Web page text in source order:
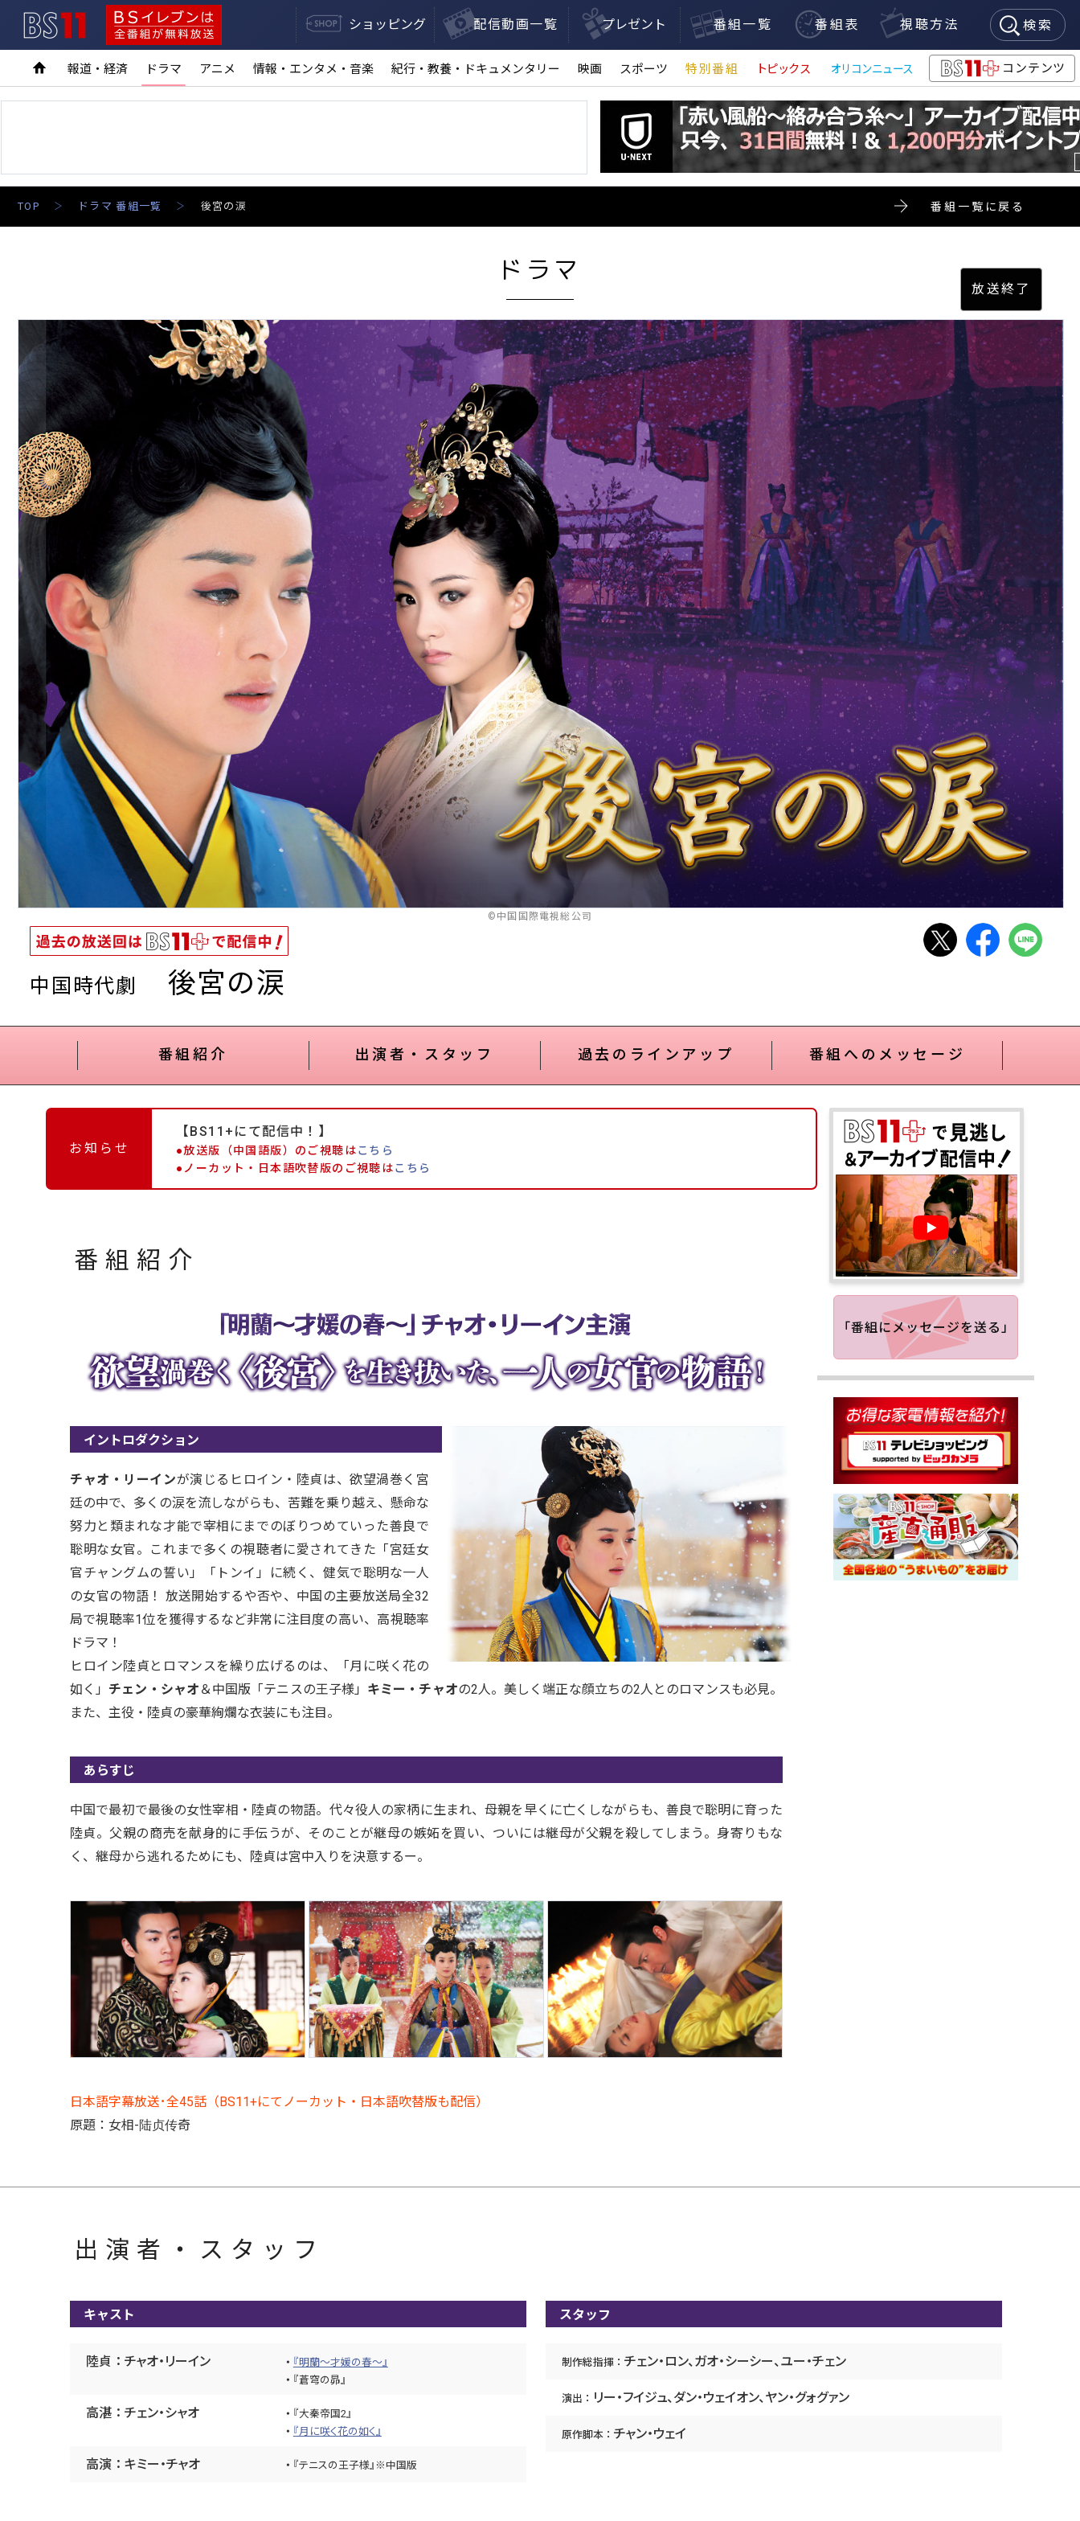
BSイレブンは全番組が無料放送
ショッピング 配信動画一覧 プレゼント 番組一覧 番組表 視聴方法 検索
報道・経済 ドラマ アニメ 情報・エンタメ・音楽 紀行・教養・ドキュメンタリー 映画 スポーツ 特別番組 トピックス
オリコンニュース
BS11+
コンテンツ
TOP ドラマ 番組一覧 後宮の涙 番組一覧に戻る
ドラマ
©中国国際電視総公司
中国時代劇 後宮の涙
過去の放送回はBS11プラスで配信
中！
番組紹介 出演者・スタッフ 過去のラインアップ 番組へのメッセージ
「番組にメッセージを送る」
お知らせ
【BS11+にて配信中！】
●放送版（中国語版）の ご視聴はこちら
●ノーカット・日本語吹替版のご視聴はこちら
番組紹介
イントロダクション
チャオ・リーインが演じるヒロイン・陸貞は、欲望渦巻く宮
廷の中で、多くの涙を流しながらも、苦難を乗り越え、懸命な
努力と類まれな才能で宰相にまでのぼりつめていった善良で
聡明な女官。これまで多くの視聴者に愛されてきた「宮廷女
官チャングムの誓い」「トンイ」に続く、健気で聡明な一人
の女官の物語！ 放送開始するや否や、中国の主要放送局全32
局で視聴率1位を獲得するなど非常に注目度の高い、高視聴率
ドラマ！
ヒロイン陸貞とロマンスを繰り広げるのは、「月に咲く花の
如く」 チェン・シャオ ＆中国版「テニスの王子様」 キミー・チャオの2人。美しく端正な顔立ちの2人とのロマンスも必見。
また、主役・陸貞の豪華絢爛な衣装にも注目。
あらすじ
中国で最初で最後の女性宰相・陸貞の物語。代々役人の家柄に生まれ、母親を早くに亡くしながらも、善良で聡明に育った
陸貞。父親の商売を献身的に手伝うが、そのことが継母の嫉妬を買い、ついには継母が父親を殺してしまう。身寄りもな
く、継母から逃れるためにも、陸貞は宮中入りを決意するー。
日本語字幕放送･全45話（BS11+にてノーカット・日本語吹替版も配信）
原題：女相-陆贞传奇
出演者・スタッフ
キャスト
陸貞 ： チャオ・リーイン
『明蘭～才媛の春～』
『蒼穹の昴』
高湛 ： チェン・シャオ
『大秦帝国2』
『月に咲く花の如く』
高演 ： キミー・チャオ 『テニスの王子様』※中国版
スタッフ
制作総指揮： チェン・ロン、ガオ・シーシー、ユー・チェン
演出： リー・フイジュ、ダン・ウェイオン、ヤン・グォグァン
原作脚本： チャン・ウェイ